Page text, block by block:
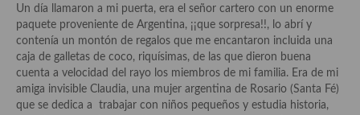
Viajes eno-gastro-turísticos
En El Candelero
Las opiniones de la «Cocinera»
Prensa
Un día llamaron a mi puerta, era el señor cartero con un enorme
paquete proveniente de Argentina, ¡¡que sorpresa!!, lo abrí y
contenía un montón de regalos que me encantaron incluida una
caja de galletas de coco, riquísimas, de las que dieron buena
cuenta a velocidad del rayo los miembros de mi familia. Era de mi
amiga invisible Claudia, una mujer argentina de Rosario (Santa Fé)
que se dedica a trabajar con niños pequeños y estudia historia,